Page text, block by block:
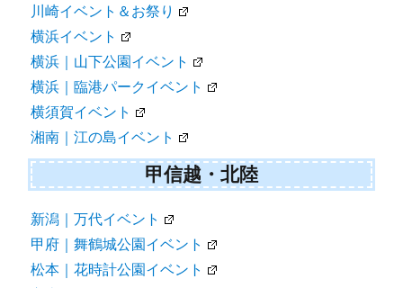
川崎イベント＆お祭り
横浜イベント
横浜｜山下公園イベント
横浜｜臨港パークイベント
横須賀イベント
湘南｜江の島イベント
甲信越・北陸
新潟｜万代イベント
甲府｜舞鶴城公園イベント
松本｜花時計公園イベント